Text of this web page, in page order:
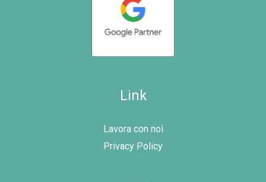
Link
Lavora con noi
Privacy Policy